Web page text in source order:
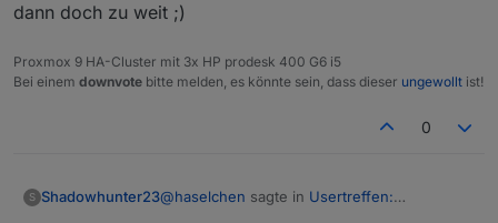
dann doch zu weit ;)
Proxmox 9 HA-Cluster mit 3x HP prodesk 400 G6 i5
Bei einem downvote bitte melden, es könnte sein, dass dieser ungewollt ist!
0
S Shadowhunter23@haselchen sagte in Usertreffen: